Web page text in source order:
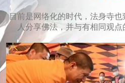
目前是网络化的时代，法身寺
人分享佛法，并与有相同观点